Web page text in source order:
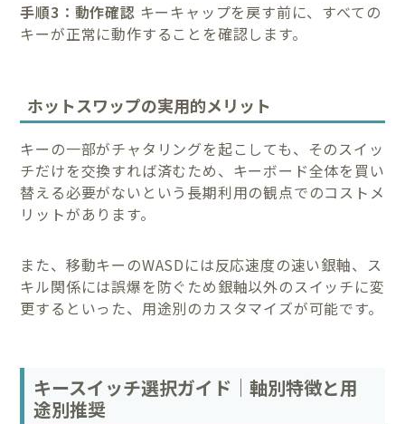
手順3：動作確認 キーキャップを戻す前に、すべての
キーが正常に動作することを確認します。
ホットスワップの実用的メリット
キーの一部がチャタリングを起こしても、そのスイッ
チだけを交換すれば済むため、キーボード全体を買い
替える必要がないという長期利用の観点でのコストメ
リットがあります。
また、移動キーのWASDには反応速度の速い銀軸、ス
キル関係には誤爆を防ぐため銀軸以外のスイッチに変
更するといった、用途別のカスタマイズが可能です。
キースイッチ選択ガイド｜軸別特徴と用
途別推奨